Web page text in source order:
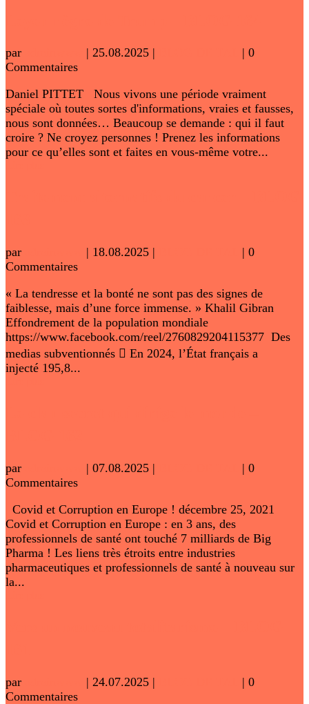
par | 25.08.2025 |
| 0
Commentaires
Daniel PITTET Nous vivons une période vraiment
spéciale où toutes sortes d'informations, vraies et fausses,
nous sont données… Beaucoup se demande : qui il faut
croire ? Ne croyez personnes ! Prenez les informations
pour ce qu’elles sont et faites en vous-même votre...
par | 18.08.2025 |
| 0
Commentaires
« La tendresse et la bonté ne sont pas des signes de
faiblesse, mais d’une force immense. » Khalil Gibran
Effondrement de la population mondiale
https://www.facebook.com/reel/2760829204115377 Des
medias subventionnés  En 2024, l’État français a
injecté 195,8...
par | 07.08.2025 |
| 0
Commentaires
Covid et Corruption en Europe ! décembre 25, 2021
Covid et Corruption en Europe : en 3 ans, des
professionnels de santé ont touché 7 milliards de Big
Pharma ! Les liens très étroits entre industries
pharmaceutiques et professionnels de santé à nouveau sur
la...
par | 24.07.2025 |
| 0
Commentaires